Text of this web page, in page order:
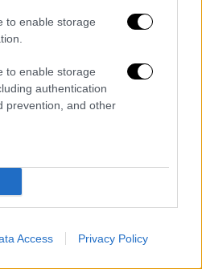
to enable storage
to enable storage
authentication
prevention, and other
Access Privacy Policy
την αίτηση
σε χιλιάδες
χρόνο να κάνει την
διορισμό οι
τη δημιουργία
ΑΣΕΠ το οποίο
.
τις προκηρύξεις και